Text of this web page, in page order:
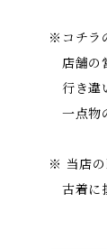
※コチラ
店舗の
行き違
一点物
※ 当店の
古着に